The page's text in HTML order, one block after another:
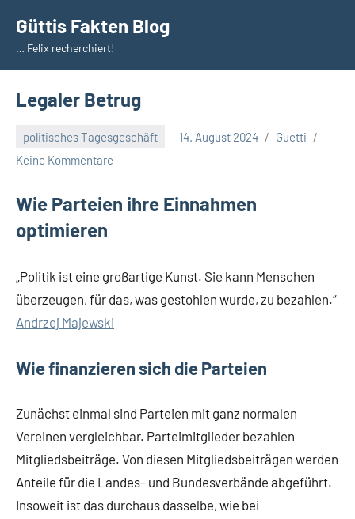
Inhalt
springen
Güttis Fakten Blog
… Felix recherchiert!
Legaler Betrug
politisches Tagesgeschäft 14. August 2024
Guetti
Keine Kommentare
Wie Parteien ihre Einnahmen
optimieren
„Politik ist eine großartige Kunst. Sie kann Menschen
überzeugen, für das, was gestohlen wurde, zu bezahlen.“
Andrzej Majewski
Wie finanzieren sich die Parteien
Zunächst einmal sind Parteien mit ganz normalen
Vereinen vergleichbar. Parteimitglieder bezahlen
Mitgliedsbeiträge. Von diesen Mitgliedsbeiträgen werden
Anteile für die Landes- und Bundesverbände abgeführt.
Insoweit ist das durchaus dasselbe, wie bei